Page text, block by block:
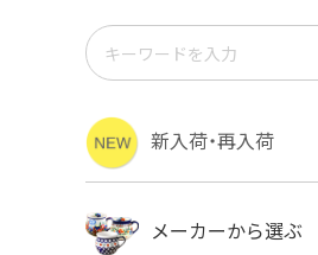
新入荷・再入荷
メーカーから選ぶ